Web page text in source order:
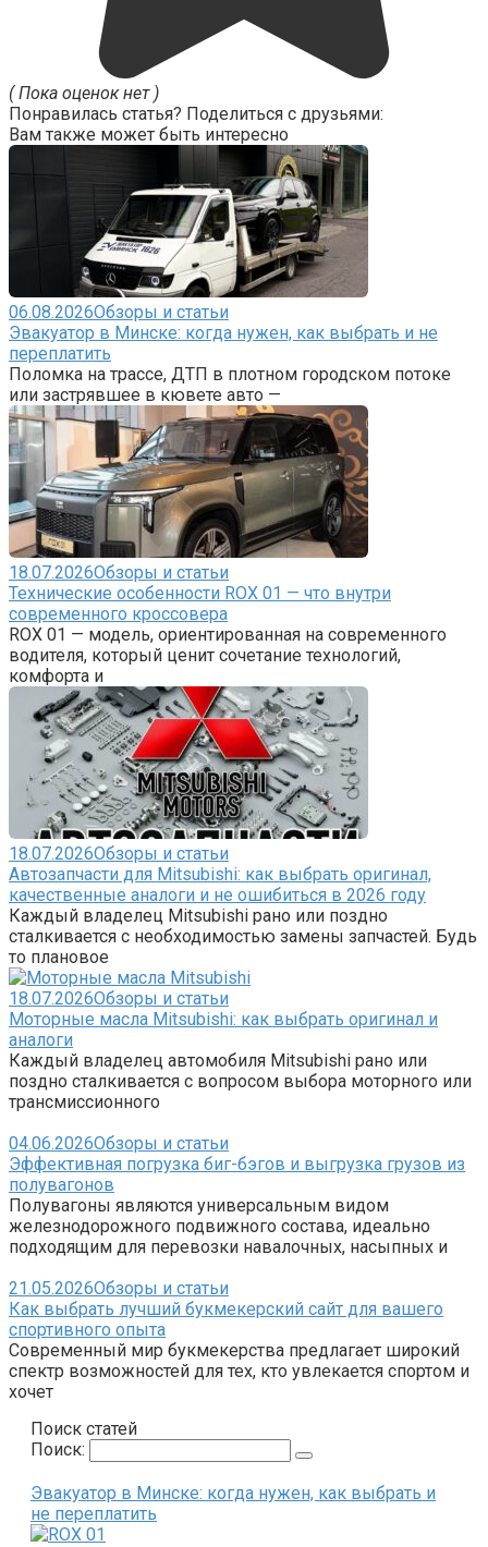
( Пока оценок нет )
Понравилась статья? Поделиться с друзьями:
Вам также может быть интересно
06.08.2026Обзоры и статьи
Эвакуатор в Минске: когда нужен, как выбрать и не
переплатить
Поломка на трассе, ДТП в плотном городском потоке
или застрявшее в кювете авто —
18.07.2026Обзоры и статьи
Технические особенности ROX 01 — что внутри
современного кроссовера
ROX 01 — модель, ориентированная на современного
водителя, который ценит сочетание технологий,
комфорта и
18.07.2026Обзоры и статьи
Автозапчасти для Mitsubishi: как выбрать оригинал,
качественные аналоги и не ошибиться в 2026 году
Каждый владелец Mitsubishi рано или поздно
сталкивается с необходимостью замены запчастей. Будь
то плановое
18.07.2026Обзоры и статьи
Моторные масла Mitsubishi: как выбрать оригинал и
аналоги
Каждый владелец автомобиля Mitsubishi рано или
поздно сталкивается с вопросом выбора моторного или
трансмиссионного
04.06.2026Обзоры и статьи
Эффективная погрузка биг-бэгов и выгрузка грузов из
полувагонов
Полувагоны являются универсальным видом
железнодорожного подвижного состава, идеально
подходящим для перевозки навалочных, насыпных и
21.05.2026Обзоры и статьи
Как выбрать лучший букмекерский сайт для вашего
спортивного опыта
Современный мир букмекерства предлагает широкий
спектр возможностей для тех, кто увлекается спортом и
хочет
Поиск статей
Поиск:
Эвакуатор в Минске: когда нужен, как выбрать и
не переплатить